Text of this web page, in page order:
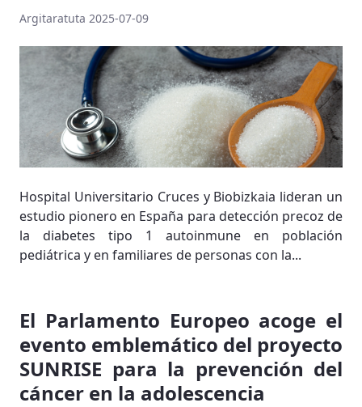
Argitaratuta 2025-07-09
Hospital Universitario Cruces y Biobizkaia lideran un
estudio pionero en España para detección precoz de
la diabetes tipo 1 autoinmune en población
pediátrica y en familiares de personas con la...
El Parlamento Europeo acoge el
evento emblemático del proyecto
SUNRISE para la prevención del
cáncer en la adolescencia